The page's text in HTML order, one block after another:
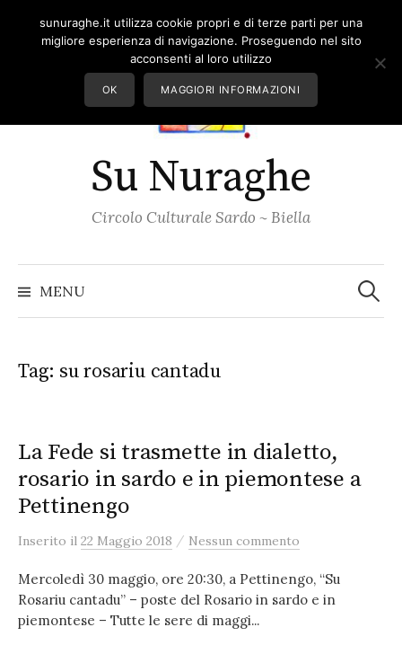
Su Nuraghe
Circolo Culturale Sardo ~ Biella
MENU per:
Tag: su rosariu cantadu
La Fede si trasmette in dialetto,
rosario in sardo e in piemontese a
Pettinengo
Inserito il 22 Maggio 2018 / Nessun commento
Mercoledì 30 maggio, ore 20:30, a Pettinengo, “Su
Rosariu cantadu” – poste del Rosario in sardo e in
piemontese – Tutte le sere di maggi...
sunuraghe.it utilizza cookie propri e di terze parti per una
migliore esperienza di navigazione. Proseguendo nel sito
acconsenti al loro utilizzo
OK MAGGIORI INFORMAZIONI